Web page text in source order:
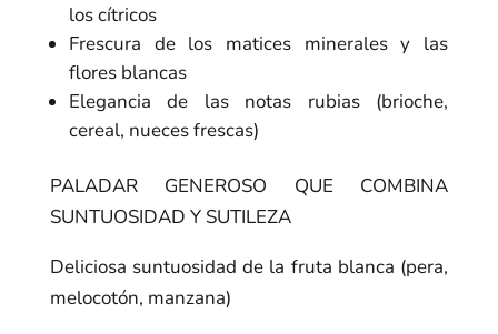
los cítricos
Frescura de los matices minerales y las
flores blancas
Elegancia de las notas rubias (brioche,
cereal, nueces frescas)
PALADAR GENEROSO QUE COMBINA
SUNTUOSIDAD Y SUTILEZA
Deliciosa suntuosidad de la fruta blanca (pera,
melocotón, manzana)